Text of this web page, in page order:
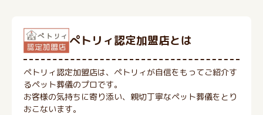
ぺトリィ認定加盟店とは
ペトリィ認定加盟店は、ペトリィが自信をもってご紹介す
るペット葬儀のプロです。
お客様の気持ちに寄り添い、親切丁寧なペット葬儀をとり
おこないます。